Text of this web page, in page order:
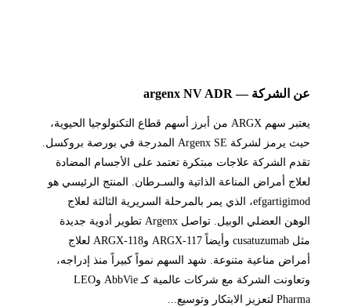
عن الشركة — argenx NV ADR
يعتبر سهم ARGX من أبرز أسهم قطاع التكنولوجيا الحيوية،
حيث يرمز لشركة Argenx SE المدرجة في بورصة بروكسل.
تقدم الشركة علاجات مبتكرة تعتمد على الأجسام المضادة
لعلاج أمراض المناعة الذاتية والسـرطان. المنتج الرئيسي هو
efgartigimod، الذي يمر بالمرحلة السريرية الثالثة لعلاج
الوهن العضلي الوبيل. تواصل Argenx تطوير أدوية جديدة
مثل cusatuzumab وأيضاً ARGX-117 وARGX-118 لعلاج
أمراض مناعية متنوعة. شهد السهم نمواً كبيراً منذ إدراجه،
وتعاونت الشركة مع شركات عالمية كـ AbbVie وLEO
Pharma لتعزيز الابتكار وتوسيع...